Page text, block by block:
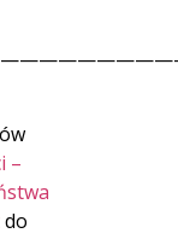
–
do